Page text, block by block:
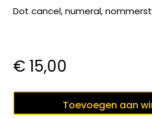
Dot cancel, numeral,
€ 15,00
122
Toevoegen aan